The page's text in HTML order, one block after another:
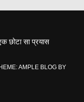
छोटा सा प्रयास
AMPLE BLOG BY